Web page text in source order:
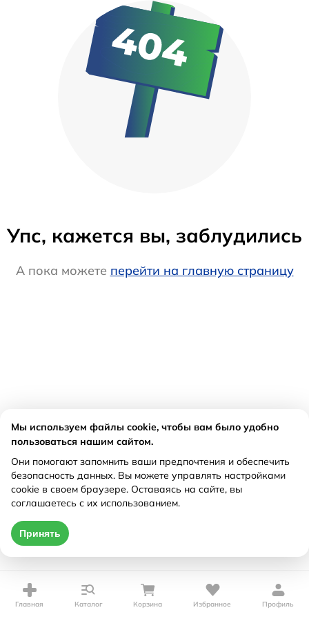
Упс, кажется вы, заблудились
А пока можете перейти на главную страницу
Главная Каталог Корзина Избранное Профиль
Мы используем файлы cookie, чтобы вам было удобно
пользоваться нашим сайтом.
Они помогают запомнить ваши предпочтения и обеспечить
безопасность данных. Вы можете управлять настройками
cookie в своем браузере. Оставаясь на сайте, вы
соглашаетесь с их использованием.
Принять